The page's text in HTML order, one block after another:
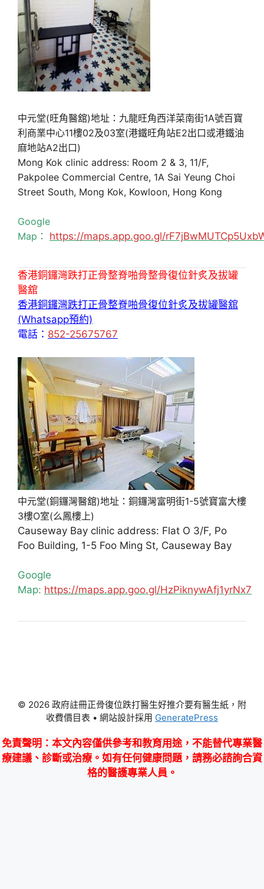
中元堂(旺角醫舘)地址：九龍旺角西洋菜南街1A號百寶
利商業中心11樓02及03室(港鐵旺角站E2出口或港鐵油
麻地站A2出口)
Mong Kok clinic address: Room 2 & 3, 11/F,
Pakpolee Commercial Centre, 1A Sai Yeung Choi
Street South, Mong Kok, Kowloon, Hong Kong
Google
Map： https://maps.app.goo.gl/
香港銅鑼灣跌打正骨整脊啪骨整骨復位針炙及拔罐
醫舘
香港銅鑼灣跌打正骨整脊啪骨復位針炙及拔罐醫舘
(Whatsapp預約)
電話： 852-25675767
中元堂(銅鑼灣醫舘)地址：銅鑼灣富明街1-5號寶富大樓
3樓O室(么鳳樓上)
Causeway Bay clinic address: Flat O 3/F, Po
Foo Building, 1-5 Foo Ming St, Causeway Bay
Google
Map: https://maps.app.goo.gl/HzPiknywAfj1yrNx7
© 2026 政府註冊正骨復位跌打醫生好推介要有醫生紙，附
收費價目表 • 網站設計採用 GeneratePress
免責聲明 ：本文內容僅供參考和教育用途，不能替代專業醫
療建議、診斷或治療。如有任何健康問題，請務必諮詢合資
格的醫護專業人員。